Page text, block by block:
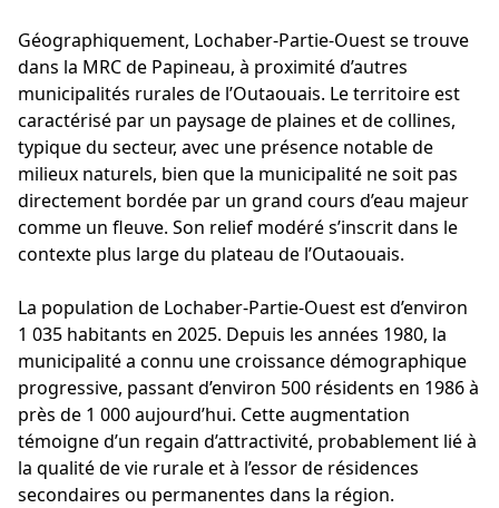
Géographiquement, Lochaber-Partie-Ouest se trouve
dans la MRC de Papineau, à proximité d’autres
municipalités rurales de l’Outaouais. Le territoire est
caractérisé par un paysage de plaines et de collines,
typique du secteur, avec une présence notable de
milieux naturels, bien que la municipalité ne soit pas
directement bordée par un grand cours d’eau majeur
comme un fleuve. Son relief modéré s’inscrit dans le
contexte plus large du plateau de l’Outaouais.
La population de Lochaber-Partie-Ouest est d’environ
1 035 habitants en 2025. Depuis les années 1980, la
municipalité a connu une croissance démographique
progressive, passant d’environ 500 résidents en 1986 à
près de 1 000 aujourd’hui. Cette augmentation
témoigne d’un regain d’attractivité, probablement lié à
la qualité de vie rurale et à l’essor de résidences
secondaires ou permanentes dans la région.